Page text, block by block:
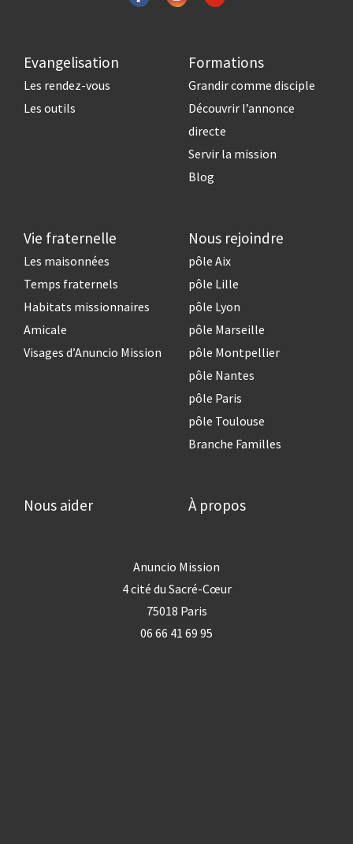
Evangelisation
Les rendez-vous
Les outils
Formations
Grandir comme disciple
Découvrir l’annonce
directe
Servir la mission
Blog
Vie fraternelle
Les maisonnées
Temps fraternels
Habitats missionnaires
Amicale
Visages d’Anuncio Mission
Nous rejoindre
pôle Aix
pôle Lille
pôle Lyon
pôle Marseille
pôle Montpellier
pôle Nantes
pôle Paris
pôle Toulouse
Branche Familles
Nous aider À propos
Anuncio Mission
4 cité du Sacré-Cœur
75018 Paris
06 66 41 69 95